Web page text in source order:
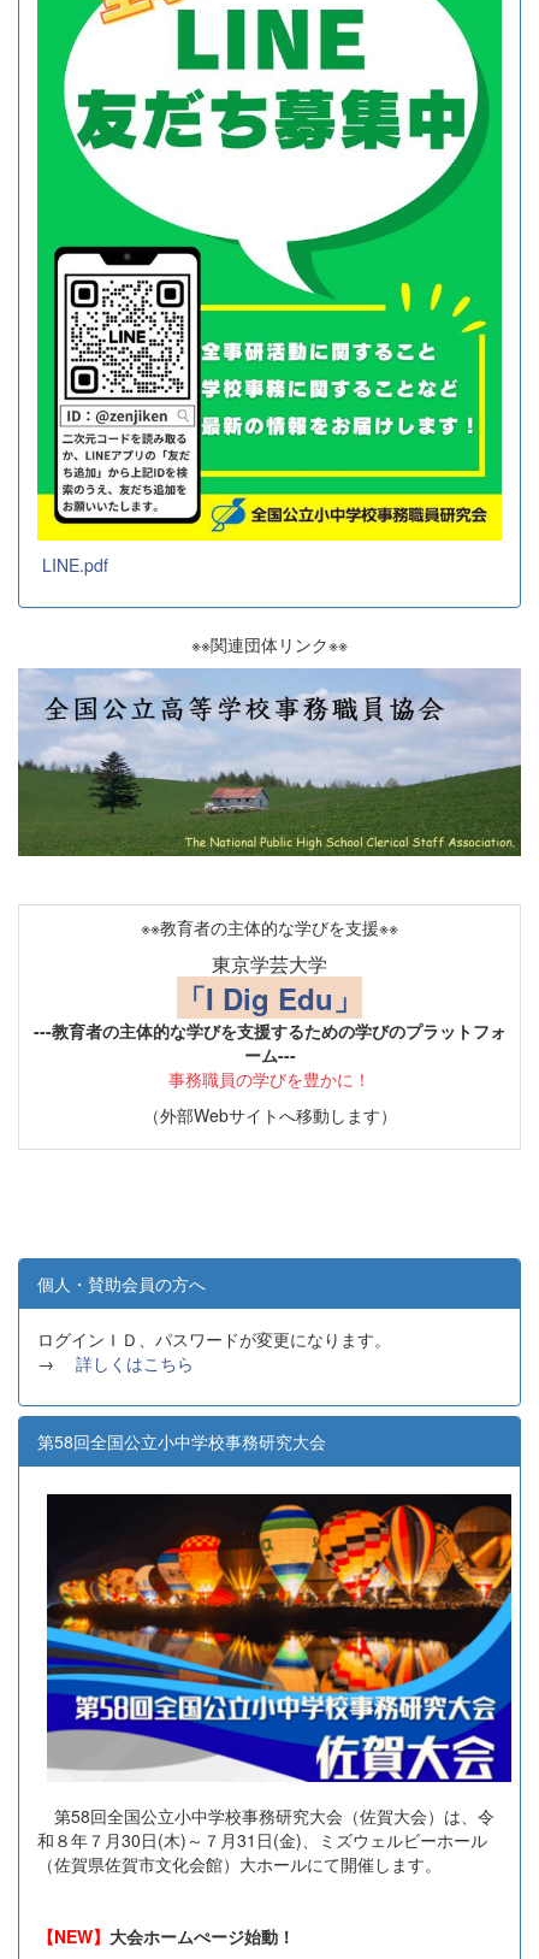
LINE.pdf
※※関連団体リンク※※
※※教育者の主体的な学びを支援※※
東京学芸大学
「I Dig Edu」
---教育者の主体的な学びを支援するための学びのプラットフォ
ーム---
事務職員の学びを豊かに！
（外部Webサイトへ移動します）
個人・賛助会員の方へ
ログインＩＤ、パスワードが変更になります。
→ 詳しくはこちら
第58回全国公立小中学校事務研究大会
第58回全国公立小中学校事務研究大会（佐賀大会）は、令
和８年７月30日(木)～７月31日(金)、ミズウェルビーホール
（佐賀県佐賀市文化会館）大ホールにて開催します。
【NEW】 大会ホームぺージ始動！